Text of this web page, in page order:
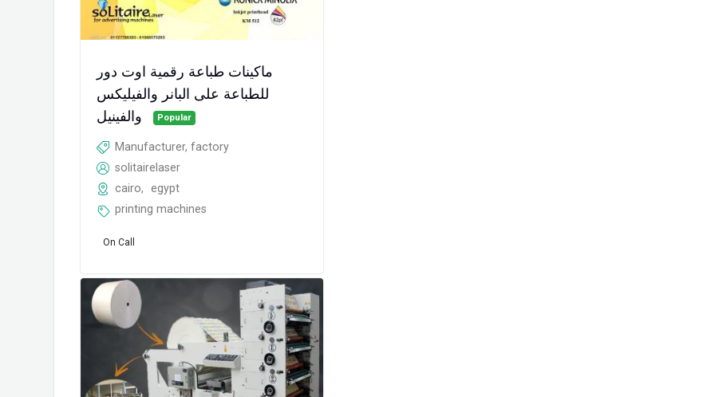
ماكينات طباعة رقمية اوت دور
للطباعة على البانر والفيليكس
والفينيل
Popular
Manufacturer, factory
solitairelaser
cairo,
egypt
printing machines
On Call